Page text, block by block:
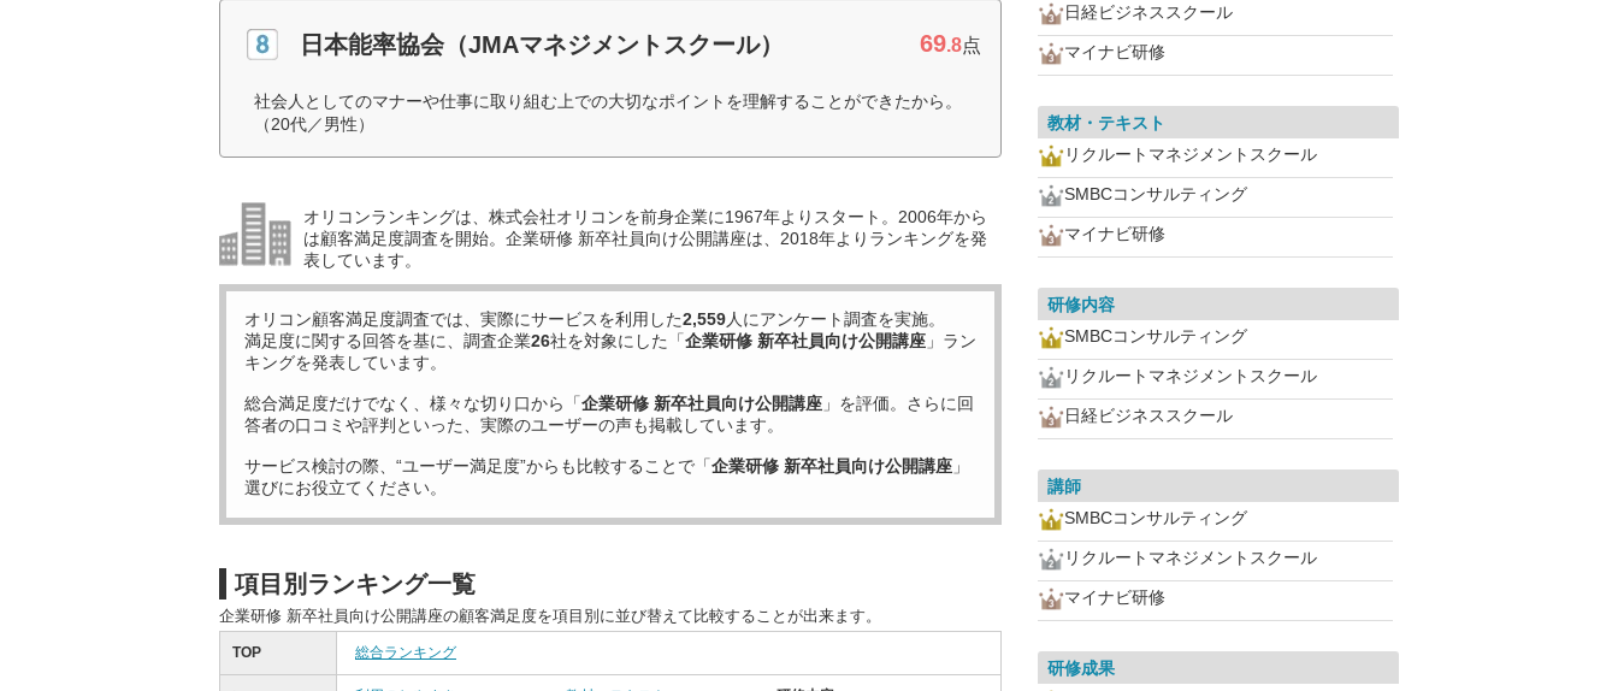
日本能率協会（JMAマネジメントスクール） 69.8点
社会人としてのマナーや仕事に取り組む上での大切なポイントを理解することができたから。
（20代／男性）
オリコンランキングは、株式会社オリコンを前身企業に1967年よりスタート。2006年から
は顧客満足度調査を開始。企業研修 新卒社員向け公開講座は、2018年よりランキングを発
表しています。
オリコン顧客満足度調査では、実際にサービスを利用した2,559人にアンケート調査を実施。
満足度に関する回答を基に、調査企業26社を対象にした「企業研修 新卒社員向け公開講座 」ラン
キングを発表しています。
総合満足度だけでなく、様々な切り口から「企業研修 新卒社員向け公開講座 」を評価。さらに回
答者の口コミや評判といった、実際のユーザーの声も掲載しています。
サービス検討の際、“ユーザー満足度”からも比較することで「企業研修 新卒社員向け公開講座 」
選びにお役立てください。
項目別ランキング一覧
企業研修 新卒社員向け公開講座の顧客満足度を項目別に並び替えて比較することが出来ます。
TOP 総合ランキング
日経ビジネススクール
マイナビ研修
教材・テキスト
リクルートマネジメントスクール
SMBCコンサルティング
マイナビ研修
研修内容
SMBCコンサルティング
リクルートマネジメントスクール
日経ビジネススクール
講師
SMBCコンサルティング
リクルートマネジメントスクール
マイナビ研修
研修成果